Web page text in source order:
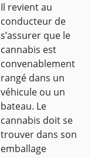
Il revient au
conducteur de
s’assurer que le
cannabis est
convenablement
rangé dans un
véhicule ou un
bateau. Le
cannabis doit se
trouver dans son
emballage